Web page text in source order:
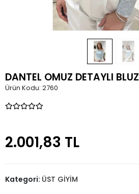
DANTEL OMUZ DETAYLI BLUZ
Ürün Kodu: 2760
2.001,83 TL
Kategori: ÜST GİYİM